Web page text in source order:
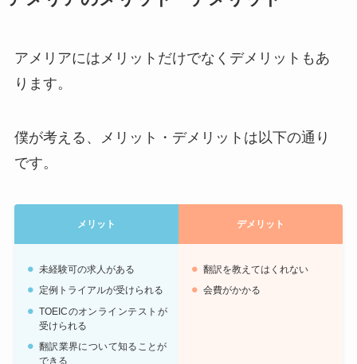
アメリアにはメリットだけでなくデメリットもあ
ります。
僕が考える、メリット・デメリットは以下の通り
です。
メリット デメリット
未経験可の求人がある
定例トライアルが受けられる
TOEICのオンラインテストが
受けられる
翻訳業界について知ることが
できる
翻訳を教えてはくれない
会費がかかる